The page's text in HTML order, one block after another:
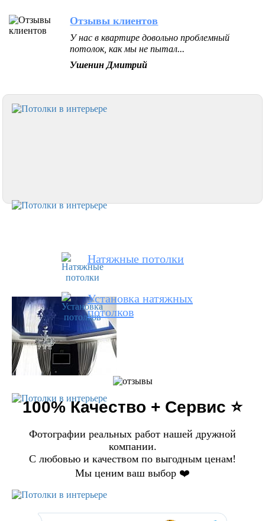
Отзывы клиентов
У нас в квартире довольно проблемный
потолок, как мы не пытал...
Ушенин Дмитрий
Натяжные потолки
Установка натяжных
потолков
100% Качество + Сервис ⭐️
Фотографии реальных работ нашей дружной
компании.
С любовью и качеством по выгодным ценам!
Мы ценим ваш выбор ❤️